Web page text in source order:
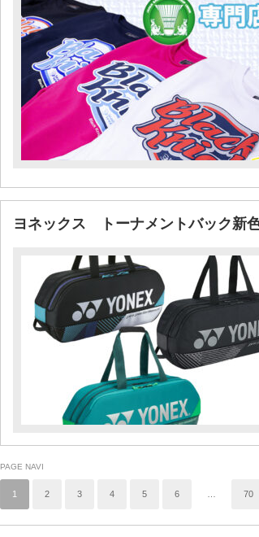
ヨネックス トーナメントバック新
PAGE NAVI
1 2 3 4 5 6 70